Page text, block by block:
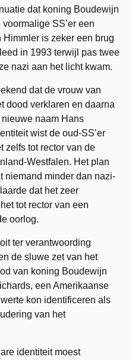
dat koning Boudewijn
SS’er een
is zeker een brug
in 1993 terwijl pas twee
nazi aan het licht kwam.
dat de vrouw van
dood verklaren en daarna
naam Hans
wist de oud-SS’er
zelfs tot rector van de
Westfalen. Het plan
niemand minder dan nazi-
dat het zeer
tot rector van een
oorlog.
ter verantwoording
de sluwe zet van het
van koning Boudewijn
een Amerikaanse
kon identificeren als
van het
identiteit moest